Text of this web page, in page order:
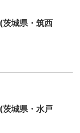
茨城県・筑西
城県・水戸